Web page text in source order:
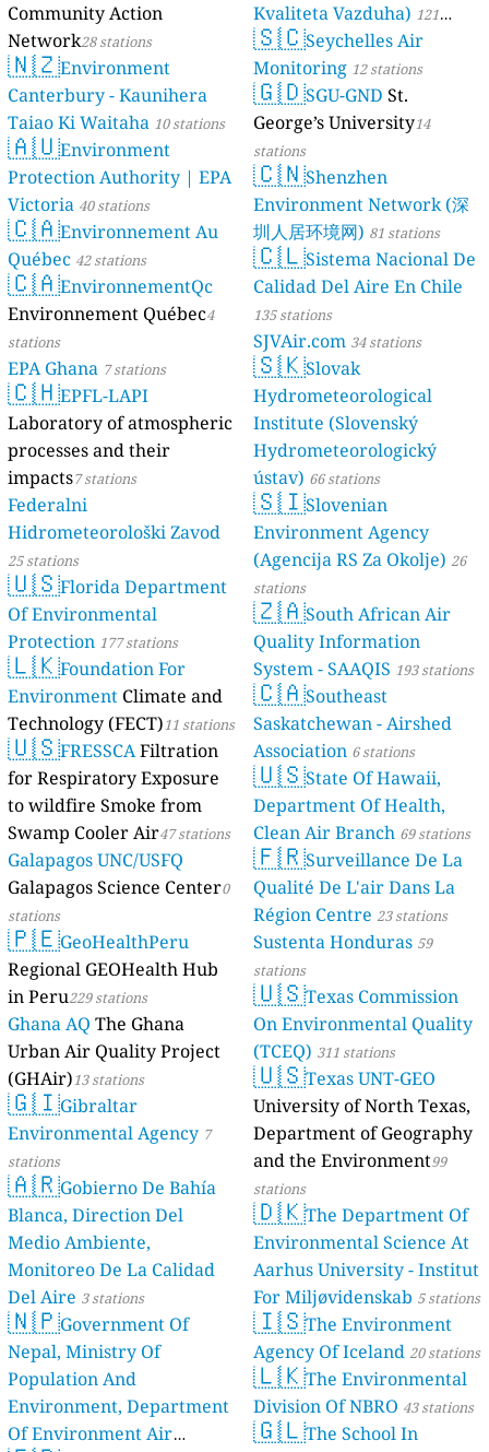
Community Action
Network28 stations
🇳🇿Environment
Canterbury - Kaunihera
Taiao Ki Waitaha 10 stations
🇦🇺Environment
Protection Authority | EPA
Victoria 40 stations
🇨🇦Environnement Au
Québec 42 stations
🇨🇦EnvironnementQc
Environnement Québec4
stations
EPA Ghana 7 stations
🇨🇭EPFL-LAPI
Laboratory of atmospheric
processes and their
impacts7 stations
Federalni
Hidrometeorološki Zavod
25 stations
🇺🇸Florida Department
Of Environmental
Protection 177 stations
🇱🇰Foundation For
Environment Climate and
Technology (FECT)11 stations
🇺🇸FRESSCAFiltration
for Respiratory Exposure
to wildfire Smoke from
Swamp Cooler Air47 stations
Galapagos UNC/USFQ
Galapagos Science Center0
stations
🇵🇪GeoHealthPeru
Regional GEOHealth Hub
in Peru229 stations
Ghana AQ The Ghana
Urban Air Quality Project
(GHAir)13 stations
🇬🇮Gibraltar
Environmental Agency 7
stations
🇦🇷Gobierno De Bahía
Blanca, Direction Del
Medio Ambiente,
Monitoreo De La Calidad
Del Aire 3 stations
🇳🇵Government Of
Nepal, Ministry Of
Population And
Environment, Department
Of Environment Air
Kvaliteta Vazduha) 121
stations
🇸🇨Seychelles Air
Monitoring 12 stations
🇬🇩SGU-GND St.
George’s University14
stations
🇨🇳Shenzhen
Environment Network (深
圳人居环境网) 81 stations
🇨🇱Sistema Nacional De
Calidad Del Aire En Chile
135 stations
SJVAir.com 34 stations
🇸🇰Slovak
Hydrometeorological
Institute (Slovenský
Hydrometeorologický
ústav) 66 stations
🇸🇮Slovenian
Environment Agency
(Agencija RS Za Okolje) 26
stations
🇿🇦South African Air
Quality Information
System - SAAQIS 193 stations
🇨🇦Southeast
Saskatchewan - Airshed
Association 6 stations
🇺🇸State Of Hawaii,
Department Of Health,
Clean Air Branch 69 stations
🇫🇷Surveillance De La
Qualité De L'air Dans La
Région Centre 23 stations
Sustenta Honduras 59
stations
🇺🇸Texas Commission
On Environmental Quality
(TCEQ) 311 stations
🇺🇸Texas UNT-GEO
University of North Texas,
Department of Geography
and the Environment99
stations
🇩🇰The Department Of
Environmental Science At
Aarhus University - Institut
For Miljøvidenskab 5 stations
🇮🇸The Environment
Agency Of Iceland 20 stations
🇱🇰The Environmental
Division Of NBRO 43 stations
🇬🇱The School In